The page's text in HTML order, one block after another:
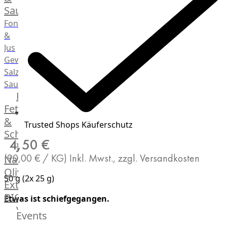
Saucen
Fonds
&
Jus
Gewürze
Salz
Saucen
Butter,
Fett
&
Schmalz
ItalianBar
Natives
Olivenöl
Extra
BIO
Veggie
Hardware
Events
Trusted Shops Käuferschutz
4,50 €
(90,00 € / KG) Inkl. Mwst., zzgl. Versandkosten
50 g (2x 25 g)
Etwas ist schiefgegangen.